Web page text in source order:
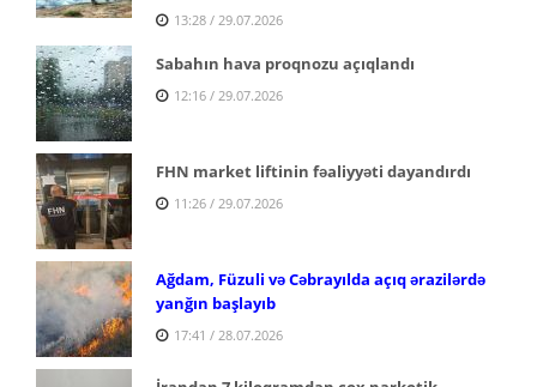
13:28 / 29.07.2026
Sabahın hava proqnozu açıqlandı
12:16 / 29.07.2026
FHN market liftinin fəaliyyəti dayandırdı
11:26 / 29.07.2026
Ağdam, Füzuli və Cəbrayılda açıq ərazilərdə
yanğın başlayıb
17:41 / 28.07.2026